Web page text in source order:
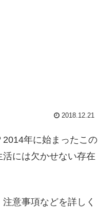
2018.12.21
年に始まったこの
には欠かせない存在
意事項などを詳しく